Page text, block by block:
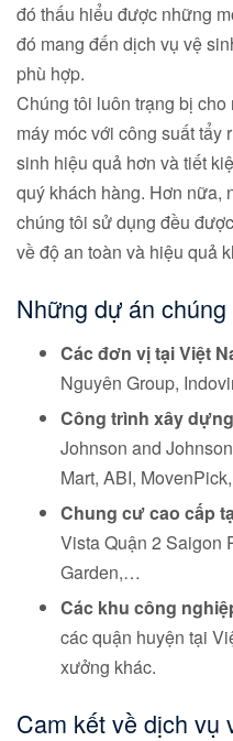
đó thấu hiểu được những
đó mang đến dịch vụ vệ
phù hợp.
Chúng tôi luôn trạng bị
máy móc với công suất tẩy
sinh hiệu quả hơn và tiết
quý khách hàng. Hơn nữa,
chúng tôi sử dụng đều
về độ an toàn và hiệu quả
Những dự án
Các đơn vị tại Việt
Nguyên Group,
Công trình xây
Johnson and
Mart, ABI,
Chung cư cao cấp
Vista Quận 2 Saigon
Garden,…
Các khu công
các quận huyện tại
xưởng khác.
Cam kết về dịch vụ